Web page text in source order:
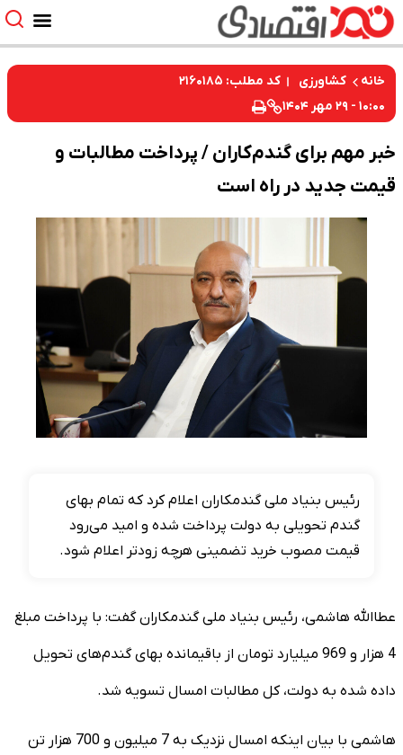
خانه کشاورزی
کد مطلب: ۲۱۶۰۱۸۵
۱۰:۰۰ - ۲۹ مهر ۱۴۰۴
خبر مهم برای گندم‌کاران / پرداخت مطالبات و
قیمت جدید در راه است
رئیس بنیاد ملی گندمکاران اعلام کرد که تمام بهای
گندم تحویلی به دولت پرداخت شده و امید می‌رود
قیمت مصوب خرید تضمینی هرچه زودتر اعلام شود.
عطاالله هاشمی، رئیس بنیاد ملی گندمکاران گفت: با پرداخت مبلغ
4 هزار و 969 میلیارد تومان از باقیمانده بهای گندم‌های تحویل
داده شده به دولت، کل مطالبات امسال تسویه شد.
هاشمی با بیان اینکه امسال نزدیک به 7 میلیون و 700 هزار تن